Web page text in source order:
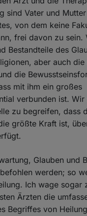
sind Vater und
von dem keine
frei davon zu sein.
Bestandteile des
aber auch
die
mit ihm ein großes
verbunden ist. Wir
zu begreifen, dass
größte Kraft ist,
Glauben und
werden; so
Ich wage sogar
Ärzten die
Begriffes von